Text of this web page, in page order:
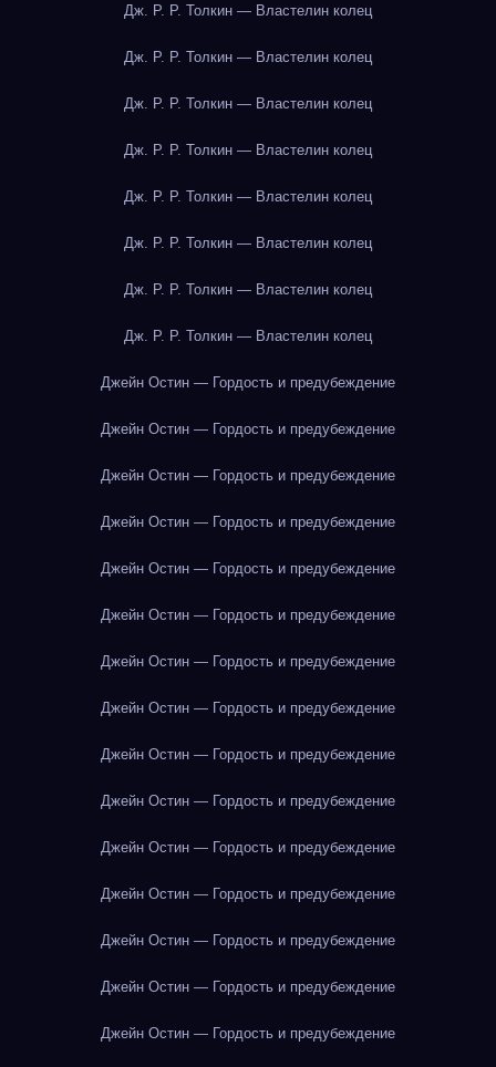
Дж. Р. Р. Толкин — Властелин колец
Дж. Р. Р. Толкин — Властелин колец
Дж. Р. Р. Толкин — Властелин колец
Дж. Р. Р. Толкин — Властелин колец
Дж. Р. Р. Толкин — Властелин колец
Дж. Р. Р. Толкин — Властелин колец
Дж. Р. Р. Толкин — Властелин колец
Дж. Р. Р. Толкин — Властелин колец
Джейн Остин — Гордость и предубеждение
Джейн Остин — Гордость и предубеждение
Джейн Остин — Гордость и предубеждение
Джейн Остин — Гордость и предубеждение
Джейн Остин — Гордость и предубеждение
Джейн Остин — Гордость и предубеждение
Джейн Остин — Гордость и предубеждение
Джейн Остин — Гордость и предубеждение
Джейн Остин — Гордость и предубеждение
Джейн Остин — Гордость и предубеждение
Джейн Остин — Гордость и предубеждение
Джейн Остин — Гордость и предубеждение
Джейн Остин — Гордость и предубеждение
Джейн Остин — Гордость и предубеждение
Джейн Остин — Гордость и предубеждение